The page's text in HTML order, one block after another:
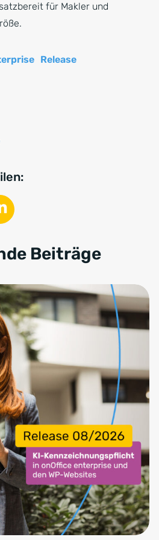
für Makler und
Release
Beiträge